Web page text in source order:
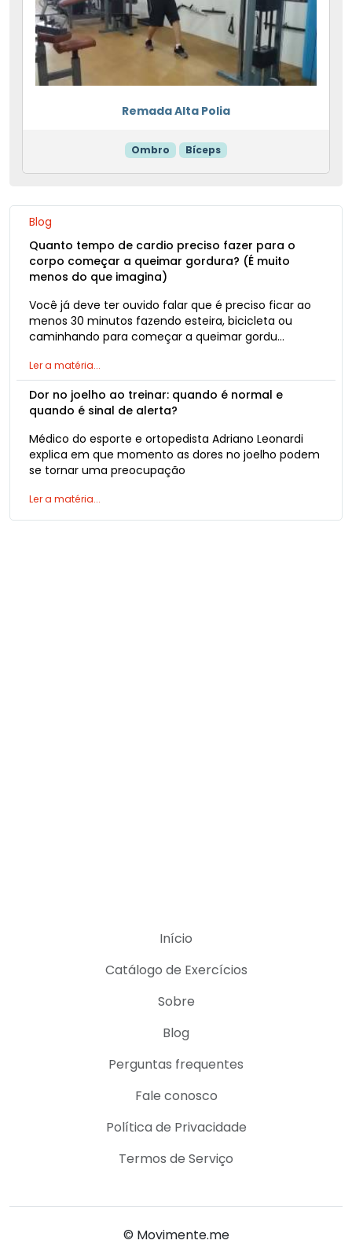
Remada Alta Polia
Ombro Bíceps
Blog
Quanto tempo de cardio preciso fazer para o
corpo começar a queimar gordura? (É muito
menos do que imagina)
Você já deve ter ouvido falar que é preciso ficar ao
menos 30 minutos fazendo esteira, bicicleta ou
caminhando para começar a queimar gordu…
Ler a matéria...
Dor no joelho ao treinar: quando é normal e
quando é sinal de alerta?
Médico do esporte e ortopedista Adriano Leonardi
explica em que momento as dores no joelho podem
se tornar uma preocupação
Ler a matéria...
Início
Catálogo de Exercícios
Sobre
Blog
Perguntas frequentes
Fale conosco
Política de Privacidade
Termos de Serviço
© Movimente.me